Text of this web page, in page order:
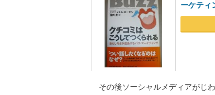
ーケティ
その後ソーシャルメディアがじ